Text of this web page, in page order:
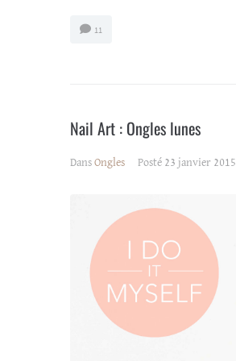
11
Nail Art : Ongles lunes
Dans Ongles Posté 23 janvier 2015